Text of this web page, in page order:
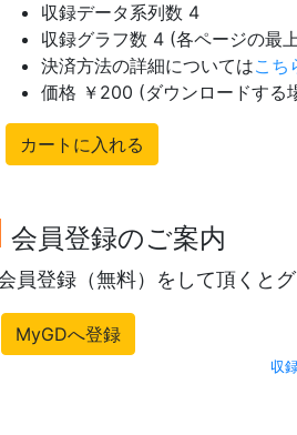
収録データ系列数 4
収録グラフ数 4 (各ページの最
決済方法の詳細についてはこち
価格 ￥200 (ダウンロードする
カートに入れる
会員登録のご案内
員登録（無料）をして頂くと
MyGDへ登録
収